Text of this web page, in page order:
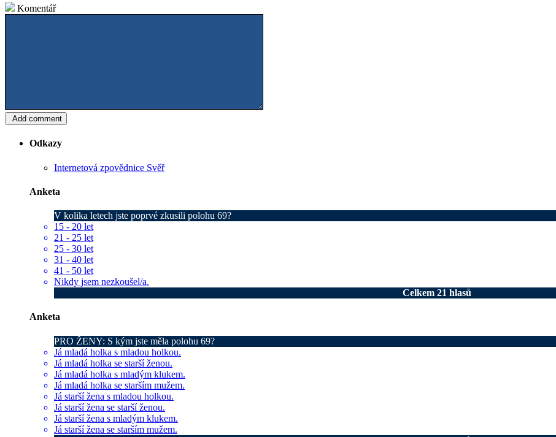
Komentář
Odkazy
Internetová zpovědnice Svěř
Anketa
V kolika letech jste poprvé zkusili polohu 69?
15 - 20 let
21 - 25 let
25 - 30 let
31 - 40 let
41 - 50 let
Nikdy jsem nezkoušel/a.
Celkem 21 hlasů
Anketa
PRO ŽENY: S kým jste měla polohu 69?
Já mladá holka s mladou holkou.
Já mladá holka se starší ženou.
Já mladá holka s mladým klukem.
Já mladá holka se starším mužem.
Já starší žena s mladou holkou.
Já starší žena se starší ženou.
Já starší žena s mladým klukem.
Já starší žena se starším mužem.